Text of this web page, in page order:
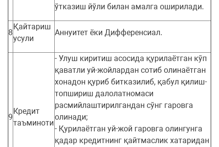
ўтказиш йўли билан амалга оширилади.
8
Қайтариш
усули
Аннуитет ёки Дифференсиал.
9
Кредит
таъминоти
- Улуш киритиш асосида қурилаётган кўп
қаватли уй-жойлардан сотиб олинаётган
хонадон қуриб битказилиб, қабул қилиш-
топшириш далолатномаси
расмийлаштирилгандан сўнг гаровга
олинади;
- Қурилаётган уй-жой гаровга олингунга
қадар кредитнинг қайтмаслик хатаридан